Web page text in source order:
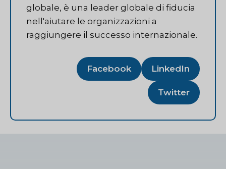
globale, è una leader globale di fiducia
nell'aiutare le organizzazioni a
raggiungere il successo internazionale.
Facebook LinkedIn
Twitter